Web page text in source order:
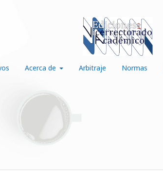
Acerca de Arbitraje Normas